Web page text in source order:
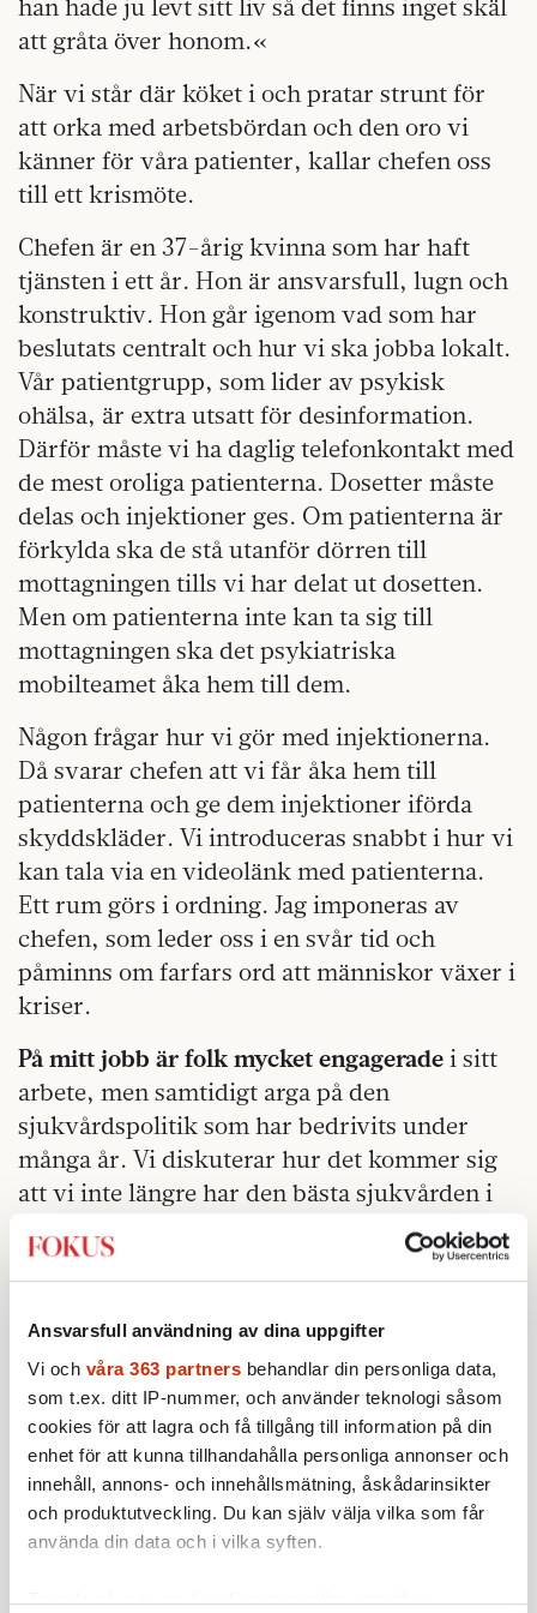
Ansvarsfull användning av dina uppgifter
Vi och våra 363 partners behandlar din personliga data,
som t.ex. ditt IP-nummer, och använder teknologi såsom
cookies för att lagra och få tillgång till information på din
enhet för att kunna tillhandahålla personliga annonser och
innehåll, annons- och innehållsmätning, åskådarinsikter
och produktutveckling. Du kan själv välja vilka som får
använda din data och i vilka syften.
Ta reda på mer om hur dina personliga uppgifter
han hade ju levt sitt liv så det finns inget skäl
att gråta över honom.«
När vi står där köket i och pratar strunt för
att orka med arbetsbördan och den oro vi
känner för våra patienter, kallar chefen oss
till ett krismöte.
Chefen är en 37-årig kvinna som har haft
tjänsten i ett år. Hon är ansvarsfull, lugn och
konstruktiv. Hon går igenom vad som har
beslutats centralt och hur vi ska jobba lokalt.
Vår patientgrupp, som lider av psykisk
ohälsa, är extra utsatt för desinformation.
Därför måste vi ha daglig telefonkontakt med
de mest oroliga patienterna. Dosetter måste
delas och injektioner ges. Om patienterna är
förkylda ska de stå utanför dörren till
mottagningen tills vi har delat ut dosetten.
Men om patienterna inte kan ta sig till
mottagningen ska det psykiatriska
mobilteamet åka hem till dem.
Någon frågar hur vi gör med injektionerna.
Då svarar chefen att vi får åka hem till
patienterna och ge dem injektioner iförda
skyddskläder. Vi introduceras snabbt i hur vi
kan tala via en videolänk med patienterna.
Ett rum görs i ordning. Jag imponeras av
chefen, som leder oss i en svår tid och
påminns om farfars ord att människor växer i
kriser.
På mitt jobb är folk mycket engagerade i sitt
arbete, men samtidigt arga på den
sjukvårdspolitik som har bedrivits under
många år. Vi diskuterar hur det kommer sig
att vi inte längre har den bästa sjukvården i
världen. Vården utvecklades utifrån en
bestämd politisk vilja att det ska finnas bra
en annan politisk vilja och övertygelse om att
skatterna var orimligt höga och den offentligt
finansierade verksamheten onödigt stor och
dyr. Privatiseringar och vårdval skulle
effektivisera vården och ta bort köerna utan
att försämra kvaliteten.
Resultatet ser vi nu. Svenskarna är inte längre